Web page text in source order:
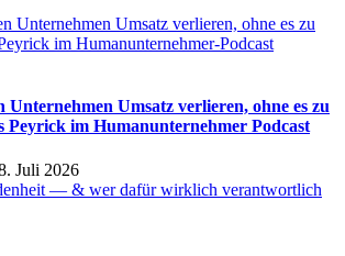
Unternehmen Umsatz verlieren, ohne es zu
im Humanunternehmer Podcast
Juli 2026